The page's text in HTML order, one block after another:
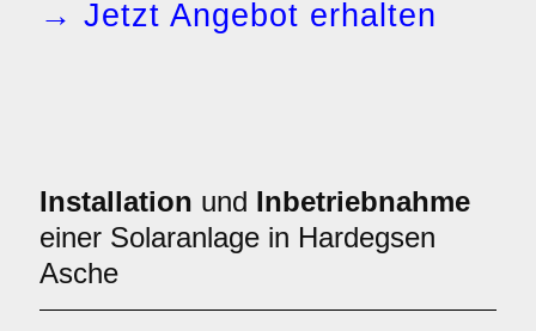
→ Jetzt Angebot erhalten
Installation und Inbetriebnahme
einer Solaranlage in Hardegsen
Asche